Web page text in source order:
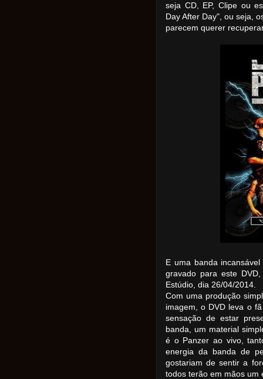
seja CD, EP, Clipe ou
Day After Day", ou seja,
parecem querer
E uma banda
gravado para este
Estúdio, dia 26/04/2014.
Com uma produção
imagem, o DVD leva o
sensação de estar
banda, um material
é o Panzer ao vivo,
energia da banda de
gostariam de sentir a
todos terão em mãos um